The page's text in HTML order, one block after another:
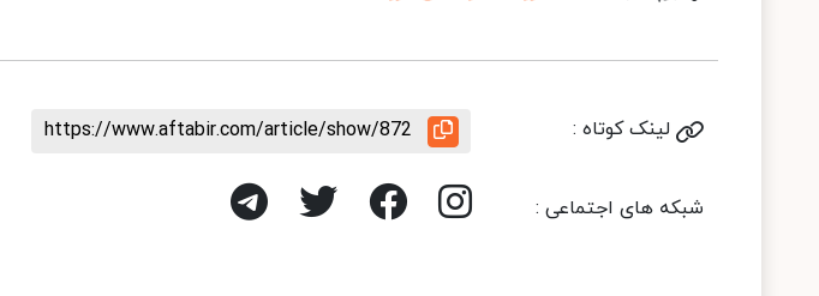
لینک کوتاه : https://www.aftabir.com/article/show/872
شبکه های اجتماعی :